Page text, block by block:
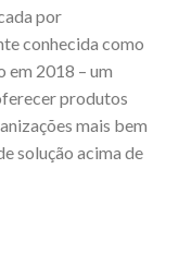
por
conhecida como
em 2018 – um
produtos
mais bem
solução acima de